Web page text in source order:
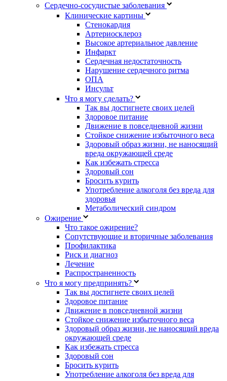
Сердечно-сосудистые заболевания
Клинические картины
Стенокардия
Артериосклероз
Высокое артериальное давление
Инфаркт
Сердечная недостаточность
Нарушение сердечного ритма
ОПА
Инсульт
Что я могу сделать?
Так вы достигнете своих целей
Здоровое питание
Движение в повседневной жизни
Стойкое снижение избыточного веса
Здоровый образ жизни, не наносящий
вреда окружающей среде
Как избежать стресса
Здоровый сон
Бросить курить
Употребление алкоголя без вреда для
здоровья
Метаболический синдром
Ожирение
Что такое ожирение?
Сопутствующие и вторичные заболевания
Профилактика
Риск и диагноз
Лечение
Распространенность
Что я могу предпринять?
Так вы достигнете своих целей
Здоровое питание
Движение в повседневной жизни
Стойкое снижение избыточного веса
Здоровый образ жизни, не наносящий вреда
окружающей среде
Как избежать стресса
Здоровый сон
Бросить курить
Употребление алкоголя без вреда для